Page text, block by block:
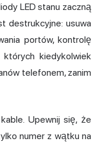
LED stanu zaczną
destrukcyjne: usuwa
portów, kontrolę
kiedykolwiek
telefonem, zanim
Upewnij się, że
numer z wątku na